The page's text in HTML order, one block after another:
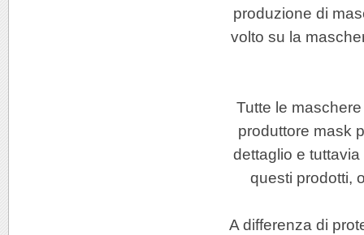
produzione di
volto su la
Tutte le
produttore mask
dettaglio e
questi prodotti,
A differenza di